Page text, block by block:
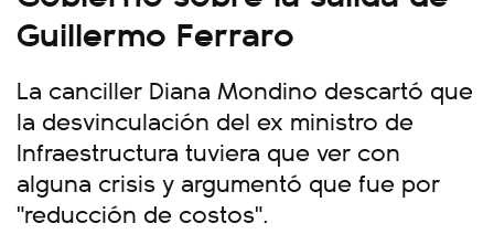
Guillermo Ferraro
La canciller Diana Mondino descartó que
la desvinculación del ex ministro de
Infraestructura tuviera que ver con
alguna crisis y argumentó que fue por
"reducción de costos".